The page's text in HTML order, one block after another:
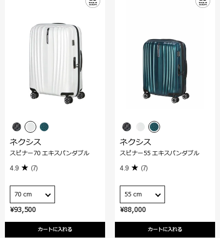
¥93,500
カートに入れる
ネクシス
スピナー70 エキスパンダブル
4.9 (7)
70 cm
¥88,000
カートに入れる
ネクシス
スピナー55 エキスパンダブル
4.9 (7)
55 cm